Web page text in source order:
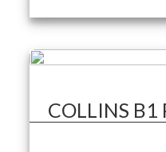
COLLINS